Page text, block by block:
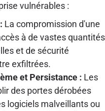
vulnérables :
La compromission d'une
à de vastes quantités
et de sécurité
exfiltrées.
et Persistance : Les
des portes dérobées
logiciels malveillants ou